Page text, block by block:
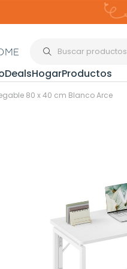
DealsHogarProductos
Organización del
Joyería
80 x 40 cm Blanco Arce